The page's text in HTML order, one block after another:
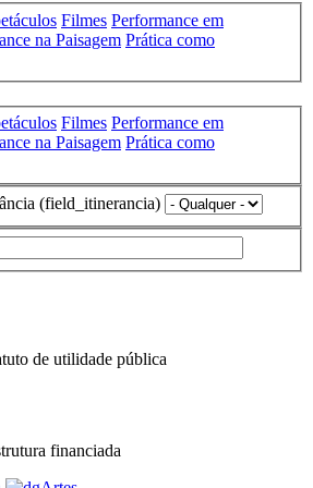
Filmes Performance em
na Paisagem Prática como
Filmes Performance em
na Paisagem Prática como
(field_itinerancia)
de utilidade pública
financiada